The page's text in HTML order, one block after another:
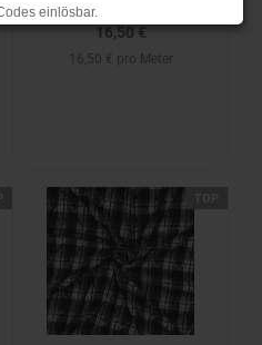
einlösbar.
16,50 €
16,50 € pro Meter